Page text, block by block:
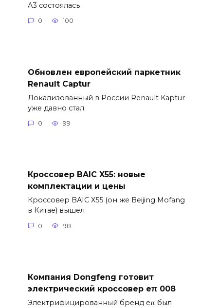
A3 состоялась
0 100
Обновлен европейский паркетник
Renault Captur
Локализованный в России Renault Kaptur
уже давно стал
0 99
Кроссовер BAIC X55: новые
комплектации и цены
Кроссовер BAIC X55 (он же Beijing Mofang
в Китае) вышел
0 98
Компания Dongfeng готовит
электрический кроссовер eπ 008
Электрифицированный бренд eπ был